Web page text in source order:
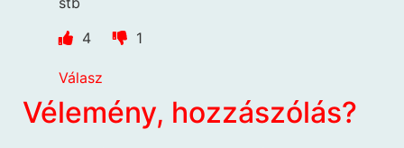
4
1
Válasz
Vélemény, hozzászólás?